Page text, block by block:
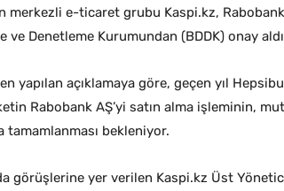
merkezli e-ticaret grubu Kaspi.kz, Rabobank
ve Denetleme Kurumundan (BDDK) onay
yapılan açıklamaya göre, geçen yıl
Rabobank AŞ’yi satın alma işleminin,
tamamlanması bekleniyor.
görüşlerine yer verilen Kaspi.kz Üst